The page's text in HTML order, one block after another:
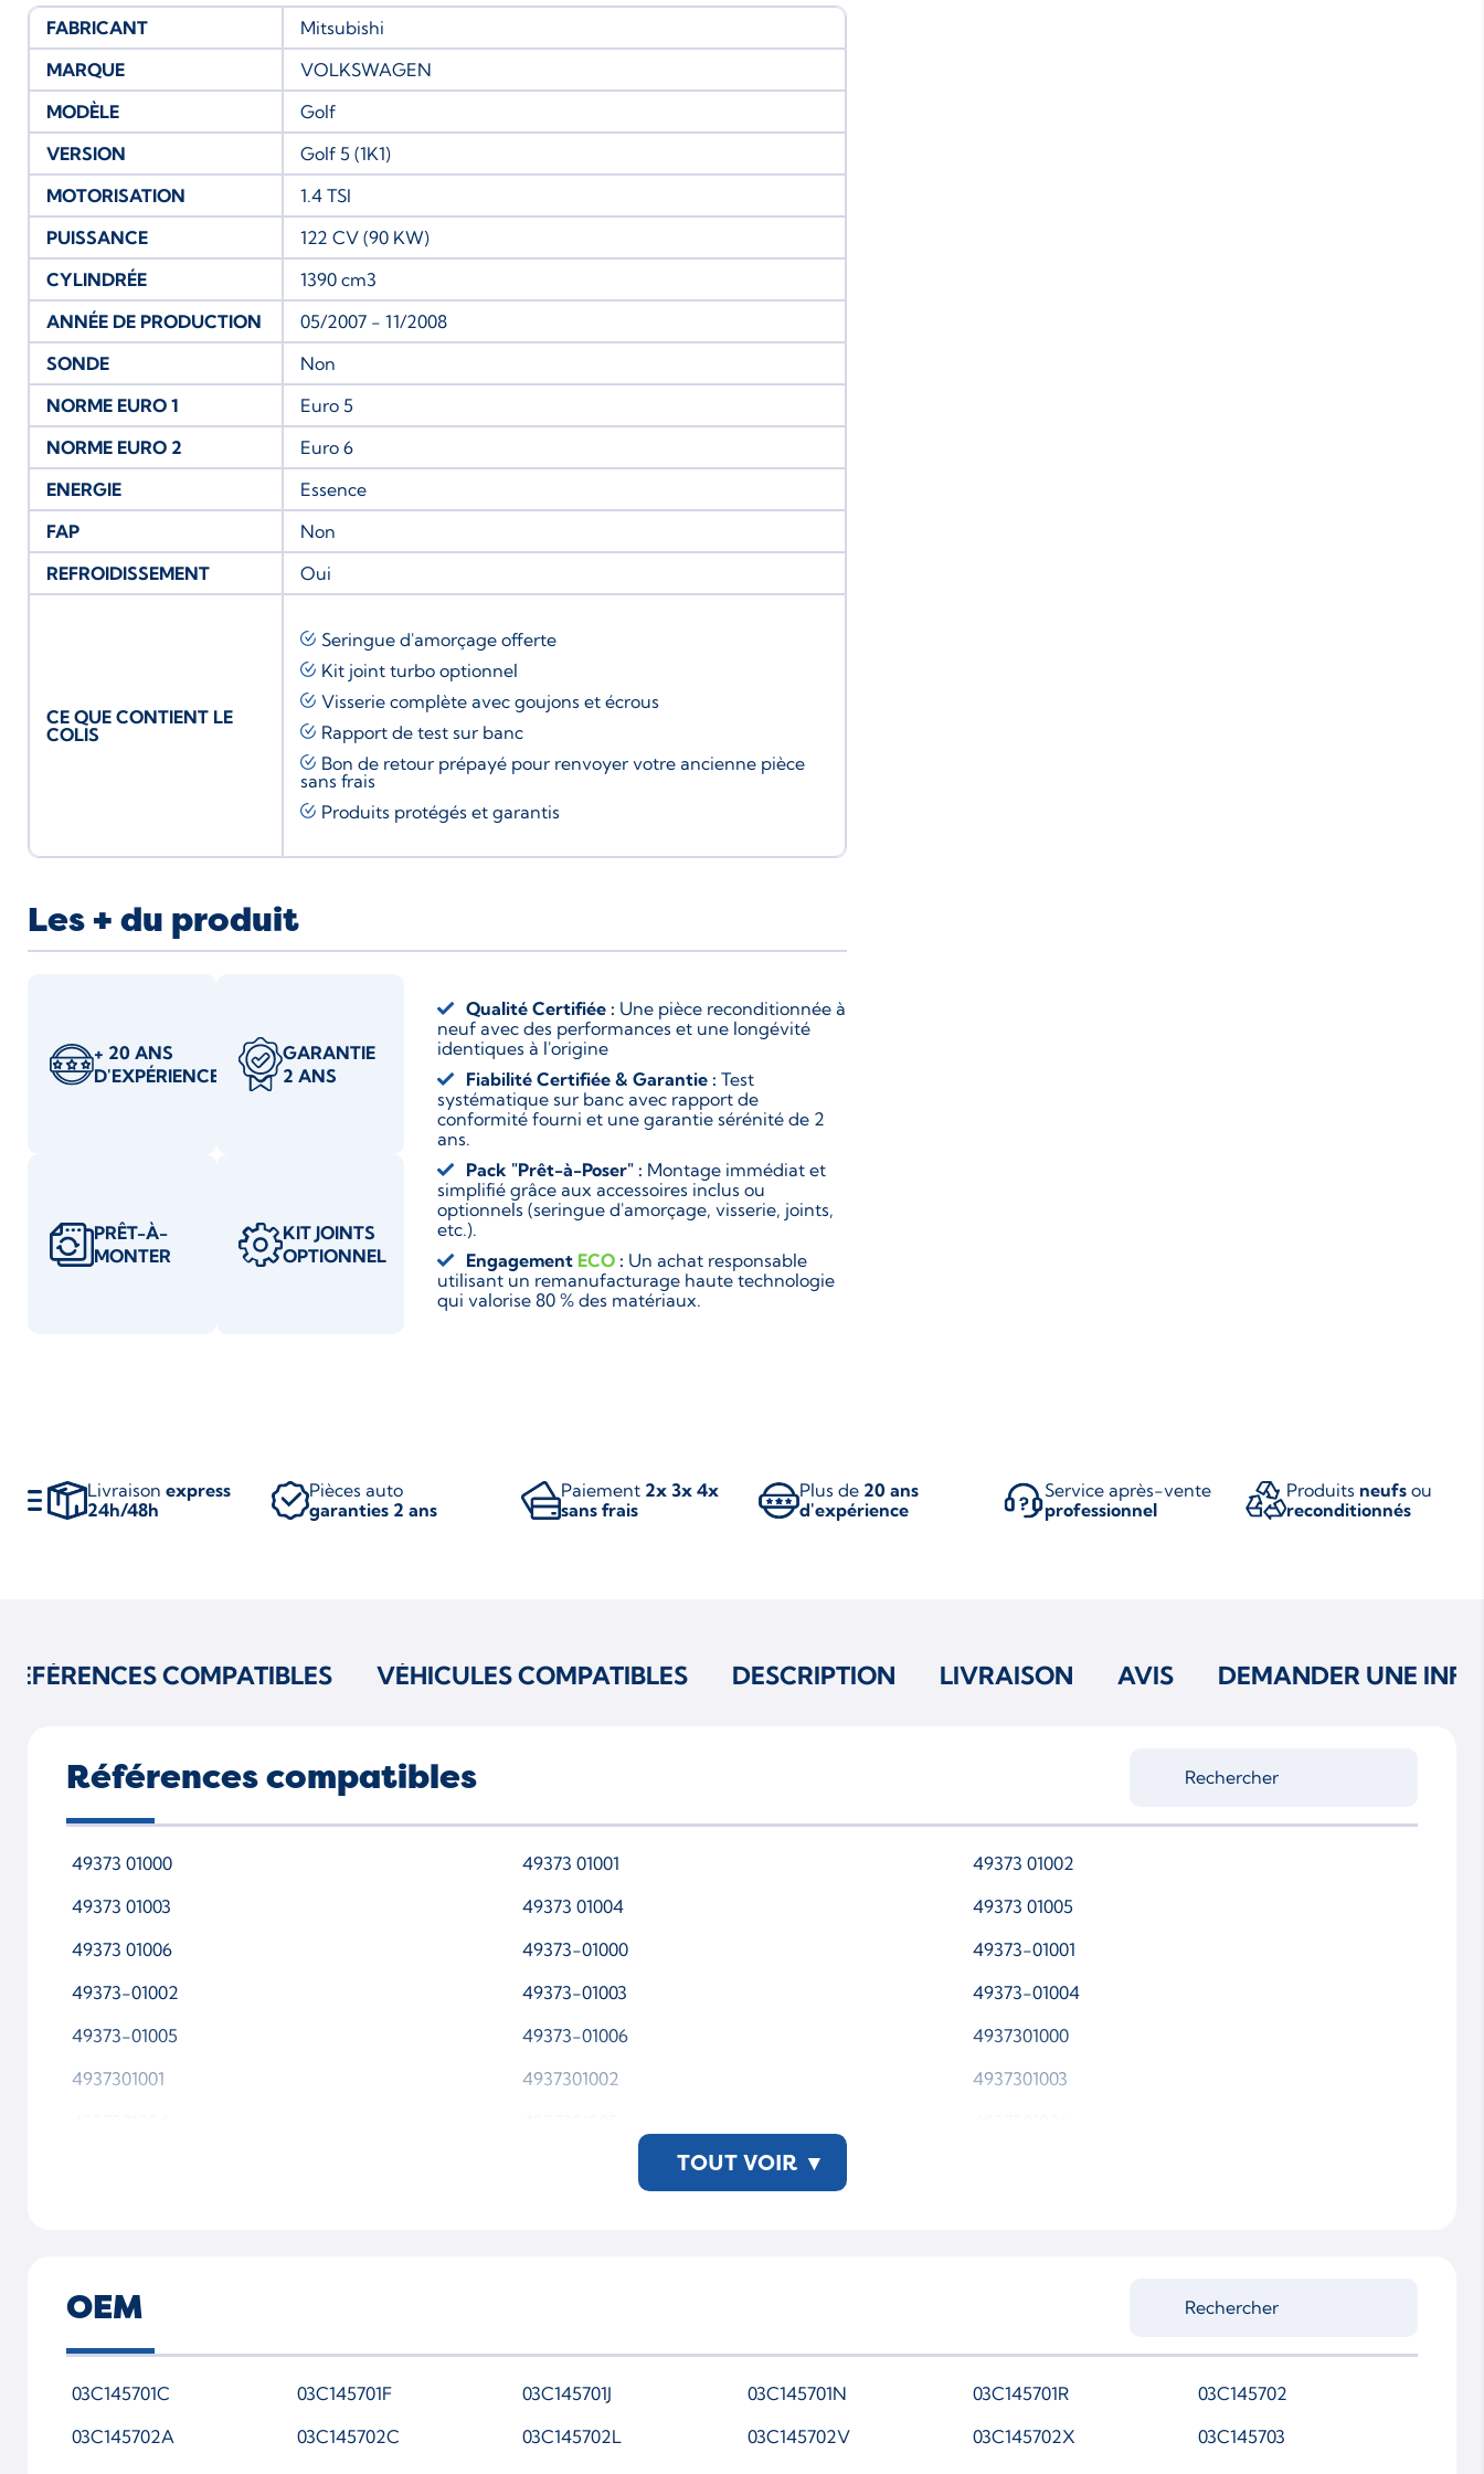
FABRICANT
Mitsubishi
MARQUE
VOLKSWAGEN
MODÈLE
Golf
VERSION
Golf 5 (1K1)
MOTORISATION
1.4 TSI
PUISSANCE
122 CV (90 KW)
CYLINDRÉE
1390 cm3
ANNÉE DE PRODUCTION
05/2007 - 11/2008
SONDE
Non
NORME EURO 1
Euro 5
NORME EURO 2
Euro 6
ENERGIE
Essence
FAP
Non
REFROIDISSEMENT
Oui
CE QUE CONTIENT LE
COLIS
Seringue d'amorçage offerte
Kit joint turbo optionnel
Visserie complète avec goujons et écrous
Rapport de test sur banc
Bon de retour prépayé pour renvoyer votre ancienne pièce
sans frais
Produits protégés et garantis
Les + du produit
+ 20 ANS
D'EXPÉRIENCE
GARANTIE
2 ANS
PRÊT-À-
MONTER
KIT JOINTS
OPTIONNEL
Qualité Certifiée : Une pièce reconditionnée à
neuf avec des performances et une longévité
identiques à l'origine
Fiabilité Certifiée & Garantie : Test
systématique sur banc avec rapport de
conformité fourni et une garantie sérénité de 2
ans.
Pack "Prêt-à-Poser" : Montage immédiat et
simplifié grâce aux accessoires inclus ou
optionnels (seringue d'amorçage, visserie, joints,
etc.).
Engagement ECO : Un achat responsable
utilisant un remanufacturage haute technologie
qui valorise 80 % des matériaux.
Livraison express
24h/48h
Pièces auto
garanties 2 ans
Paiement 2x 3x 4x
sans frais
Plus de 20 ans
d'expérience
Service après-vente
professionnel
Produits neufs ou
reconditionnés
RÉFÉRENCES COMPATIBLES VÉHICULES COMPATIBLES DESCRIPTION LIVRAISON AVIS DEMANDER UNE INFO
Références compatibles
49373 01000 49373 01001
49373 01002
49373 01003
49373 01004
49373 01005
49373 01006
49373-01000
49373-01001
49373-01002
49373-01003
49373-01004
49373-01005
49373-01006
4937301000
4937301001
4937301002
4937301003
49373-01005-WSMTAP00
TOUT VOIR ▾
OEM
03C145701C 03C145701F 03C145701J 03C145701N 03C145701R
03C145702
03C145702A
03C145702C 03C145702L 03C145702V 03C145702X 03C145703